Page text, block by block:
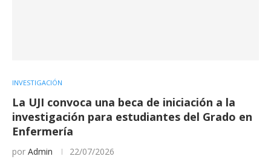
INVESTIGACIÓN
La UJI convoca una beca de iniciación a la
investigación para estudiantes del Grado en
Enfermería
por Admin 22/07/2026